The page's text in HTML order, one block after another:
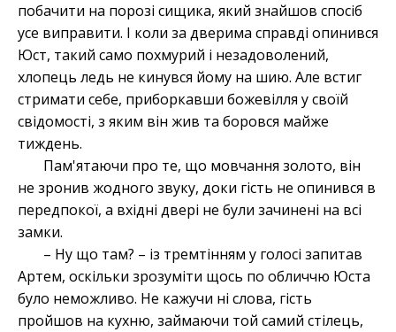
побачити на порозі сищика, який знайшов спосіб
усе виправити. І коли за дверима справді опинився
Юст, такий само похмурий і незадоволений,
хлопець ледь не кинувся йому на шию. Але встиг
стримати себе, приборкавши божевілля у своїй
свідомості, з яким він жив та боровся майже
тиждень.
Пам'ятаючи про те, що мовчання золото, він
не зронив жодного звуку, доки гість не опинився в
передпокої, а вхідні двері не були зачинені на всі
замки.
– Ну що там? – із тремтінням у голосі запитав
Артем, оскільки зрозуміти щось по обличчю Юста
було неможливо. Не кажучи ні слова, гість
пройшов на кухню, займаючи той самий стілець,